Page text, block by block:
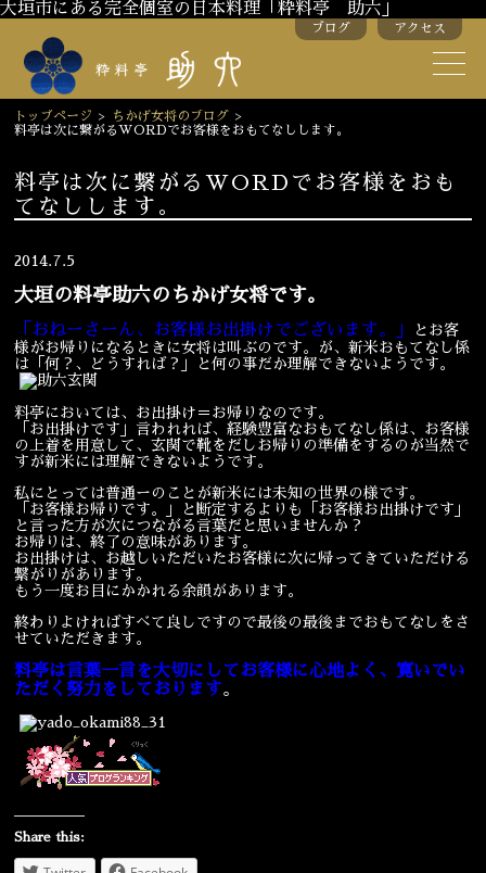
大垣市にある完全個室の日本料理「粋料亭 助六」
ブログ アクセス
トップページ > ちかげ女将のブログ >
料亭は次に繋がるWORDでお客様をおもてなしします。
料亭は次に繋がるWORDでお客様をおも
てなしします。
2014.7.5
大垣の料亭助六のちかげ女将です。
「おねーさーん、お客様お出掛けでございます。」
とお客
様がお帰りになるときに女将は叫ぶのです。が、新米おもてなし係
は「何？、どうすれば？」と何の事だか理解できないようです。
料亭においては、お出掛け＝お帰りなのです。
「お出掛けです」言われれば、経験豊富なおもてなし係は、お客様
の上着を用意して、玄関で靴をだしお帰りの準備をするのが当然で
すが新米には理解できないようです。
私にとっては普通ーのことが新米には未知の世界の様です。
「お客様お帰りです。」と断定するよりも「お客様お出掛けです」
と言った方が次につながる言葉だと思いませんか？
お帰りは、終了の意味があります。
お出掛けは、お越しいただいたお客様に次に帰ってきていただける
繋がりがあります。
もう一度お目にかかれる余韻があります。
終わりよければすべて良しですので最後の最後までおもてなしをさ
せていただきます。
料亭は言葉一言を大切にしてお客様に心地よく、寛いでい
ただく努力をしております。
Share this:
スタッフ紹介
季節のお料理 お弁当
お飲み物
お部屋のご紹介 会議・舞台のご利用
結婚式・披露宴
ご接待 法要
慶事 お顔合わせ
宴会 ウェディング